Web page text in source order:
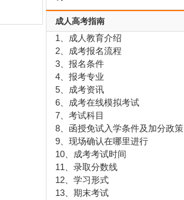
成人高考指南
1、成人教育介绍
2、成考报名流程
3、报名条件
4、报考专业
5、成考资讯
6、成考在线模拟考试
7、考试科目
8、函授免试入学条件及加分政策
9、现场确认在哪里进行
10、成考考试时间
11、录取分数线
12、学习形式
13、期末考试